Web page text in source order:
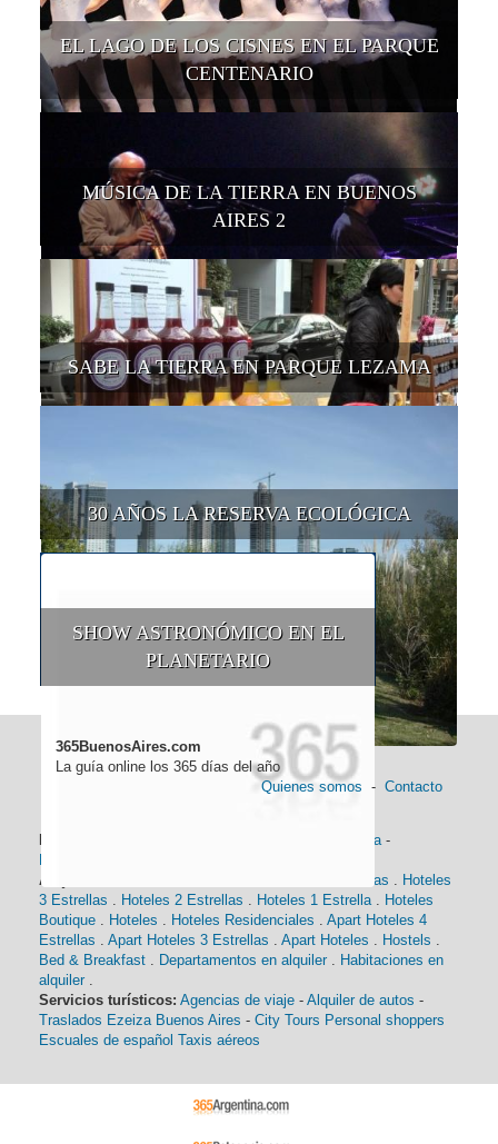
EL LAGO DE LOS CISNES EN EL PARQUE
CENTENARIO
MÚSICA DE LA TIERRA EN BUENOS
AIRES 2
SABE LA TIERRA EN PARQUE LEZAMA
30 AÑOS LA RESERVA ECOLÓGICA
SHOW ASTRONÓMICO EN EL
PLANETARIO
365BuenosAires.com
La guía online los 365 días del año
Quienes somos - Contacto
Historia -
Alojamiento:
Hoteles 4 Estrellas
Hoteles
3 Estrellas
Hoteles 2 Estrellas Hoteles 1 Estrella
Hoteles
Boutique
Hoteles Hoteles Residenciales
Apart Hoteles 4
Estrellas
Apart Hoteles 3 Estrellas Apart Hoteles Hostels
Bed & Breakfast
Departamentos en alquiler
Habitaciones en
alquiler
Servicios turísticos: Agencias de viaje - Alquiler de autos -
Traslados Ezeiza Buenos Aires - City Tours Personal shoppers
Escuales de español Taxis aéreos